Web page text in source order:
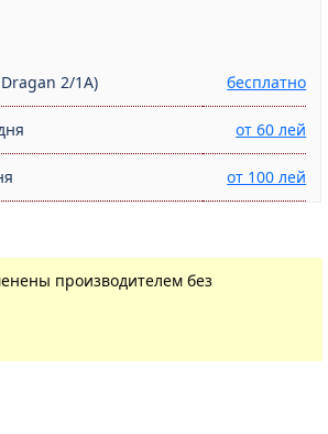
2/1A) бесплатно
от 60 лей
от 100 лей
производителем без